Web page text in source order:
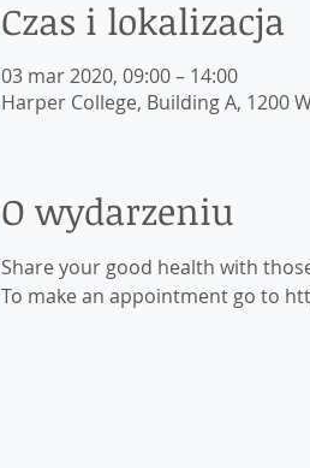
Czas i lokalizacja
03 mar 2020, 09:00 – 14:00
Harper College, Building A, 1200
O wydarzeniu
Share your good health with
To make an appointment go to